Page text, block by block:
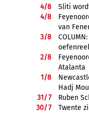
4/8
Sliti
4/8
van
3/8
2/8
Atalanta
1/8
Hadj
31/7
Ruben
30/7
Twente